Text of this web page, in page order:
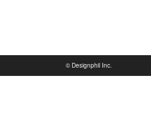
© Designphil Inc.